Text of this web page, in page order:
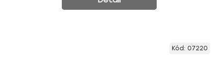
Kód: 07220